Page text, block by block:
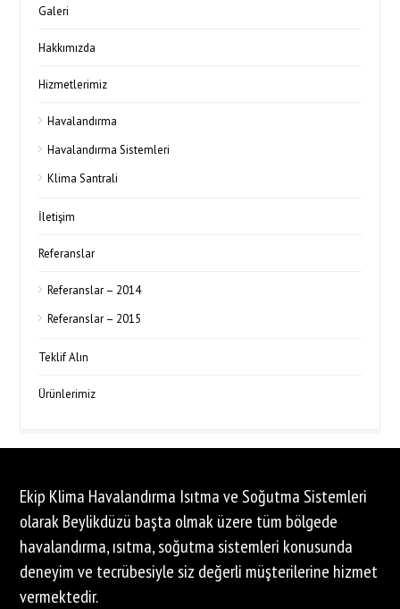
Galeri
Hakkımızda
Hizmetlerimiz
Havalandırma
Havalandırma Sistemleri
Klima Santrali
İletişim
Referanslar
Referanslar – 2014
Referanslar – 2015
Teklif Alın
Ürünlerimiz
Ekip Klima Havalandırma Isıtma ve Soğutma Sistemleri
olarak Beylikdüzü başta olmak üzere tüm bölgede
havalandırma, ısıtma, soğutma sistemleri konusunda
deneyim ve tecrübesiyle siz değerli müşterilerine hizmet
vermektedir.